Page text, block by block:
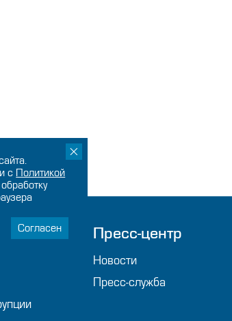
Пресс-центр
Новости
Пресс-служба
с Политикой
Согласен